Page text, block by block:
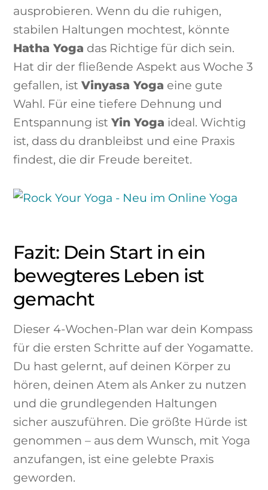
ausprobieren. Wenn du die ruhigen,
stabilen Haltungen mochtest, könnte
Hatha Yoga das Richtige für dich sein.
Hat dir der fließende Aspekt aus Woche 3
gefallen, istVinyasa Yoga eine gute
Wahl. Für eine tiefere Dehnung und
Entspannung istYin Yoga ideal. Wichtig
ist, dass du dranbleibst und eine Praxis
findest, die dir Freude bereitet.
Fazit: Dein Start in ein
bewegteres Leben ist
gemacht
Dieser 4-Wochen-Plan war dein Kompass
für die ersten Schritte auf der Yogamatte.
Du hast gelernt, auf deinen Körper zu
hören, deinen Atem als Anker zu nutzen
und die grundlegenden Haltungen
sicher auszuführen. Die größte Hürde ist
genommen – aus dem Wunsch, mit Yoga
anzufangen, ist eine gelebte Praxis
geworden.